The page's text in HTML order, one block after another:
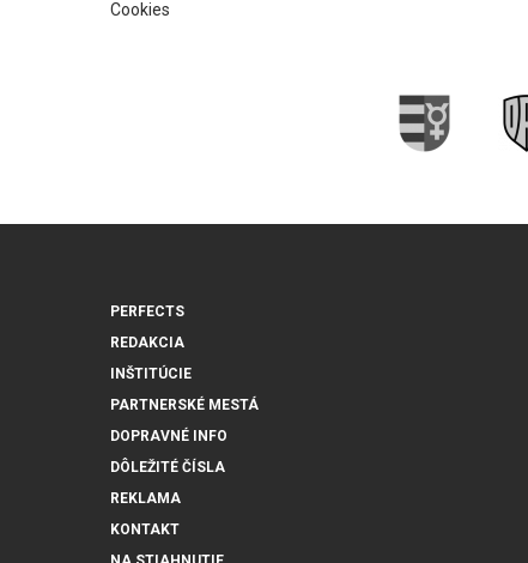
Cookies
PERFECTS
REDAKCIA
INŠTITÚCIE
PARTNERSKÉ MESTÁ
DOPRAVNÉ INFO
DÔLEŽITÉ ČÍSLA
REKLAMA
KONTAKT